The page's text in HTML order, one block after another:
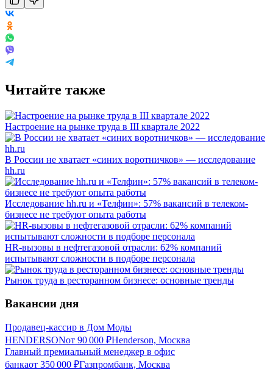
Читайте также
Настроение на рынке труда в III квартале 2022
В России не хватает «синих воротничков» — исследование
hh.ru
Исследование hh.ru и «Телфин»: 57% вакансий в телеком-
бизнесе не требуют опыта работы
HR-вызовы в нефтегазовой отрасли: 62% компаний
испытывают сложности в подборе персонала
Рынок труда в ресторанном бизнесе: основные тренды
Вакансии дня
Продавец-кассир в Дом Моды
HENDERSONот 90 000 ₽Henderson, Москва
Главный премиальный менеджер в офис
банкаот 350 000 ₽Газпромбанк, Москва